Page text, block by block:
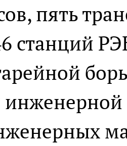
пять
станций